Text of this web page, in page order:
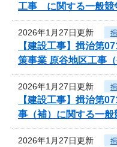
工事 に関する一般競
2026年1月27日更新
【建設工事】揖治第
策事業 原谷地区工事
2026年1月27日更新
【建設工事】揖治第
事（補）に関する一般
2026年1月27日更新